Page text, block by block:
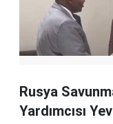
Rusya
Yardımcısı